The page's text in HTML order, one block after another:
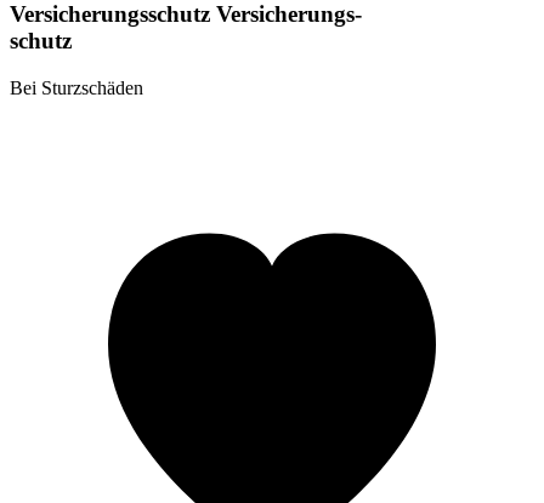
Versicherungsschutz Versicherungs-
schutz
Bei Sturzschäden